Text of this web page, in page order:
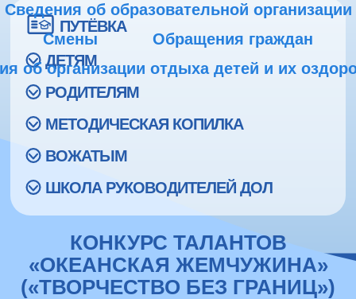
Сведения об образовательной организации
Смены
Обращения граждан
об организации отдыха детей и их
ПУТЁВКА
ДЕТЯМ
РОДИТЕЛЯМ
МЕТОДИЧЕСКАЯ КОПИЛКА
ВОЖАТЫМ
ШКОЛА РУКОВОДИТЕЛЕЙ ДОЛ
КОНКУРС ТАЛАНТОВ
«ОКЕАНСКАЯ ЖЕМЧУЖИНА»
(«ТВОРЧЕСТВО БЕЗ ГРАНИЦ»)